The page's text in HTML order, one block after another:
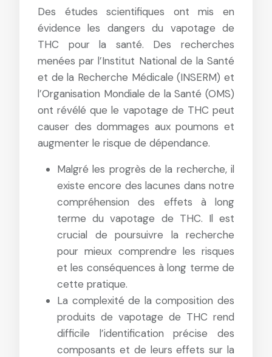
Des études scientifiques ont mis en
évidence les dangers du vapotage de
THC pour la santé. Des recherches
menées par l’Institut National de la Santé
et de la Recherche Médicale (INSERM) et
l’Organisation Mondiale de la Santé (OMS)
ont révélé que le vapotage de THC peut
causer des dommages aux poumons et
augmenter le risque de dépendance.
Malgré les progrès de la recherche, il
existe encore des lacunes dans notre
compréhension des effets à long
terme du vapotage de THC. Il est
crucial de poursuivre la recherche
pour mieux comprendre les risques
et les conséquences à long terme de
cette pratique.
La complexité de la composition des
produits de vapotage de THC rend
difficile l’identification précise des
composants et de leurs effets sur la